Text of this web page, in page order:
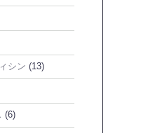
シン (13)
(6)